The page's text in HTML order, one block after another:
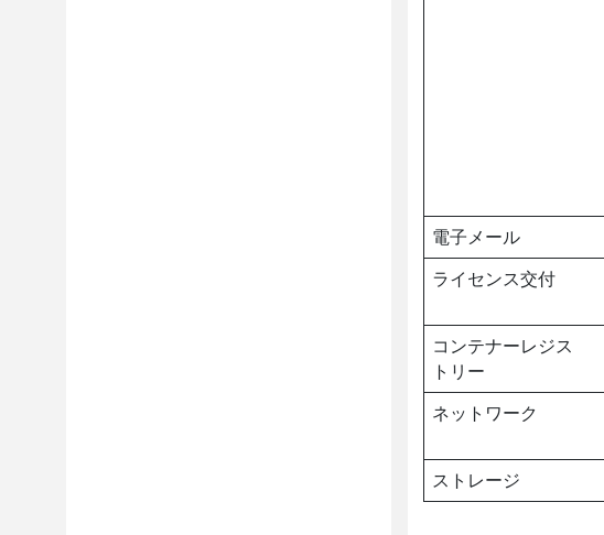
電子メール
ライセンス交付
コンテナーレジス
トリー
ネットワーク
ストレージ